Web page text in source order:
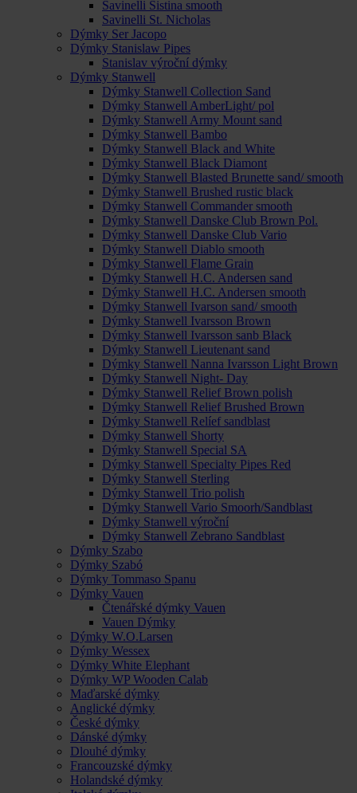
Savinelli Sistina smooth
Savinelli St. Nicholas
Dýmky Ser Jacopo
Dýmky Stanislaw Pipes
Stanislav výroční dýmky
Dýmky Stanwell
Dýmky Stanwell Collection Sand
Dýmky Stanwell AmberLight/ pol
Dýmky Stanwell Army Mount sand
Dýmky Stanwell Bambo
Dýmky Stanwell Black and White
Dýmky Stanwell Black Diamont
Dýmky Stanwell Blasted Brunette sand/ smooth
Dýmky Stanwell Brushed rustic black
Dýmky Stanwell Commander smooth
Dýmky Stanwell Danske Club Brown Pol.
Dýmky Stanwell Danske Club Vario
Dýmky Stanwell Diablo smooth
Dýmky Stanwell Flame Grain
Dýmky Stanwell H.C. Andersen sand
Dýmky Stanwell H.C. Andersen smooth
Dýmky Stanwell Ivarson sand/ smooth
Dýmky Stanwell Ivarsson Brown
Dýmky Stanwell Ivarsson sanb Black
Dýmky Stanwell Lieutenant sand
Dýmky Stanwell Nanna Ivarsson Light Brown
Dýmky Stanwell Night- Day
Dýmky Stanwell Relief Brown polish
Dýmky Stanwell Relief Brushed Brown
Dýmky Stanwell Relíef sandblast
Dýmky Stanwell Shorty
Dýmky Stanwell Special SA
Dýmky Stanwell Specialty Pipes Red
Dýmky Stanwell Sterling
Dýmky Stanwell Trio polish
Dýmky Stanwell Vario Smoorh/Sandblast
Dýmky Stanwell výroční
Dýmky Stanwell Zebrano Sandblast
Dýmky Szabo
Dýmky Szabó
Dýmky Tommaso Spanu
Dýmky Vauen
Čtenářské dýmky Vauen
Vauen Dýmky
Dýmky W.O.Larsen
Dýmky Wessex
Dýmky White Elephant
Dýmky WP Wooden Calab
Maďarské dýmky
Anglické dýmky
České dýmky
Dánské dýmky
Dlouhé dýmky
Francouzské dýmky
Holandské dýmky